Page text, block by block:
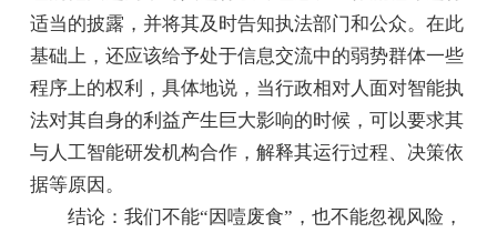
适当的披露，并将其及时告知执法部门和公众。在此
基础上，还应该给予处于信息交流中的弱势群体一些
程序上的权利，具体地说，当行政相对人面对智能执
法对其自身的利益产生巨大影响的时候，可以要求其
与人工智能研发机构合作，解释其运行过程、决策依
据等原因。
结论：我们不能“因噎废食”，也不能忽视风险，